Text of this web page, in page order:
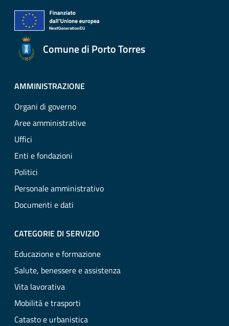
Comune di Porto Torres
AMMINISTRAZIONE
Organi di governo
Aree amministrative
Uffici
Enti e fondazioni
Politici
Personale amministrativo
Documenti e dati
CATEGORIE DI SERVIZIO
Educazione e formazione
Salute, benessere e assistenza
Vita lavorativa
Mobilità e trasporti
Catasto e urbanistica